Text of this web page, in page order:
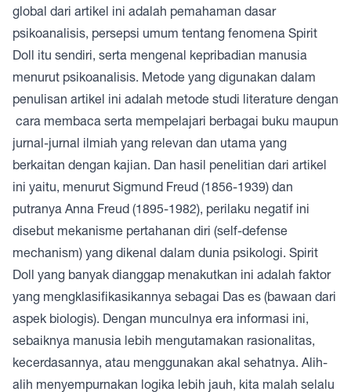
global dari artikel ini adalah pemahaman dasar
psikoanalisis, persepsi umum tentang fenomena Spirit
Doll itu sendiri, serta mengenal kepribadian manusia
menurut psikoanalisis. Metode yang digunakan dalam
penulisan artikel ini adalah metode studi literature dengan
cara membaca serta mempelajari berbagai buku maupun
jurnal-jurnal ilmiah yang relevan dan utama yang
berkaitan dengan kajian. Dan hasil penelitian dari artikel
ini yaitu, menurut Sigmund Freud (1856-1939) dan
putranya Anna Freud (1895-1982), perilaku negatif ini
disebut mekanisme pertahanan diri (self-defense
mechanism) yang dikenal dalam dunia psikologi. Spirit
Doll yang banyak dianggap menakutkan ini adalah faktor
yang mengklasifikasikannya sebagai Das es (bawaan dari
aspek biologis). Dengan munculnya era informasi ini,
sebaiknya manusia lebih mengutamakan rasionalitas,
kecerdasannya, atau menggunakan akal sehatnya. Alih-
alih menyempurnakan logika lebih jauh, kita malah selalu